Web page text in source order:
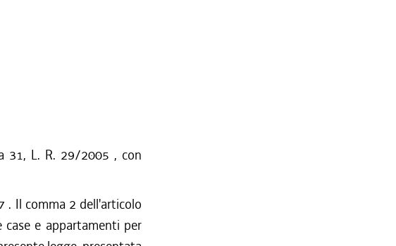
31, L. R. 29/2005 , con
. Il comma 2 dell'articolo
case e appartamenti per